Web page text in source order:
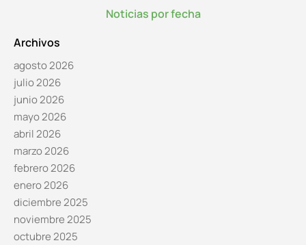
Noticias por fecha
Archivos
agosto 2026
julio 2026
junio 2026
mayo 2026
abril 2026
marzo 2026
febrero 2026
enero 2026
diciembre 2025
noviembre 2025
octubre 2025